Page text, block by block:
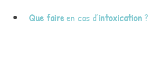
Que faire en cas d’intoxication ?